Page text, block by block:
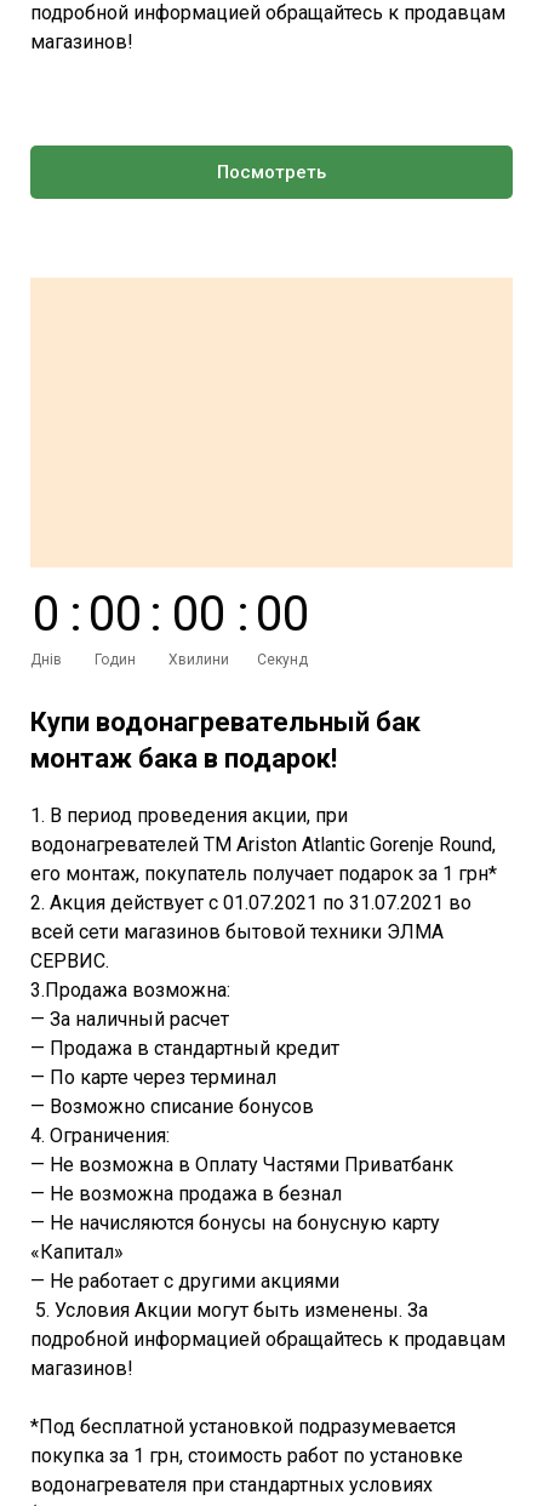
подробной информацией обращайтесь к продавцам
магазинов!
Посмотреть
0
Днів
: 00
Годин
: 00
Хвилини
: 00
Секунд
Купи водонагревательный бак
монтаж бака в подарок!
1. В период проведения акции, при
водонагревателей ТМ Ariston Atlantic Gorenje Round,
его монтаж, покупатель получает подарок за 1 грн*
2. Акция действует с 01.07.2021 по 31.07.2021 во
всей сети магазинов бытовой техники ЭЛМА
СЕРВИС.
3.Продажа возможна:
— За наличный расчет
— Продажа в стандартный кредит
— По карте через терминал
— Возможно списание бонусов
4. Ограничения:
— Не возможна в Оплату Частями Приватбанк
— Не возможна продажа в безнал
— Не начисляются бонусы на бонусную карту
«Капитал»
— Не работает с другими акциями
5. Условия Акции могут быть изменены. За
подробной информацией обращайтесь к продавцам
магазинов!
*Под бесплатной установкой подразумевается
покупка за 1 грн, стоимость работ по установке
водонагревателя при стандартных условиях